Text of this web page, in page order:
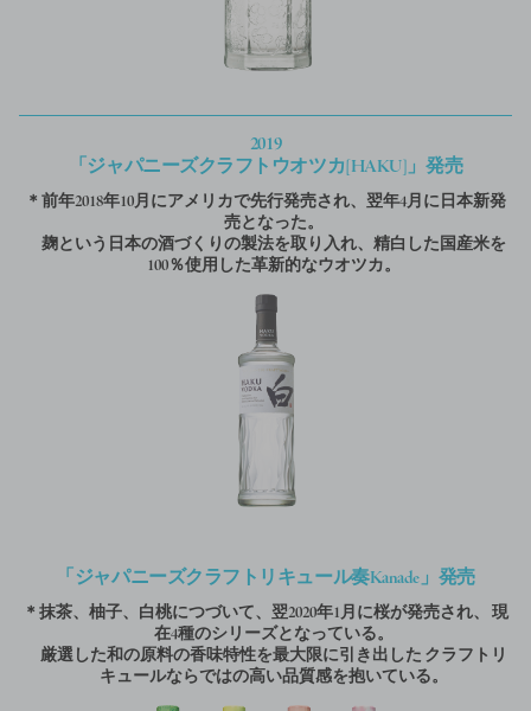
2019
「ジャパニーズクラフトウオツカ[HAKU]」発売
＊前年2018年10月にアメリカで先行発売され、翌年4月に日本新発
売となった。
麹という日本の酒づくりの製法を取り入れ、精白した国産米を
100％使用した革新的なウオツカ。
「ジャパニーズクラフトリキュール奏Kanade」発売
＊抹茶、柚子、白桃につづいて、翌2020年1月に桜が発売され、
現
在4種のシリーズとなっている。
厳選した和の原料の香味特性を最大限に引き出した クラフトリ
キュールならではの高い品質感を抱いている。